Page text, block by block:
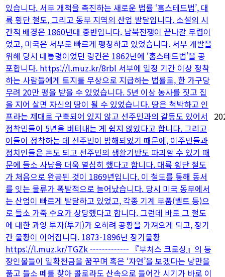
있습니다. 서부 개척을 촉진하는 새로운 법률 ‘홈스테드법’, 대
륙 횡단 철도, 그리고 동부 지역의 산업 발달입니다. 소설의 시
간적 배경은 1860년대 중반입니다. 남북전쟁이 끝나갈 무렵이
었고, 미국은 서부로 빠르게 팽창하고 있었습니다. 서부 개발을
위해 당시 대통령이었던 링컨은 1862년에 ‘홈스테드법’을 공
포합니다. https://l.muz.kr/8rbl 서부에 일정 기간 이상 정착
하는 사람들에게 토지를 무상으로 지급하는 법률로, 한 가구당
무려 20만 평을 받을 수 있었습니다. 5년 이상 농사를 짓고 집
을 지어 살면 자신의 땅이 될 수 있었습니다. 땅은 척박하고 인
프라는 제대로 구축되어 있지 않고 선주민과의 갈등도 있어서
정착민들이 5년을 버텨내는 게 쉽지 않았다고 합니다. 그리고
이들이 정착하는 데 선주민이 방해되었기 때문에, 이주민들과
정치인들은 돈도 되고 선주민의 생활기반도 파괴할 수 있기 때
문에 들소 사냥을 더욱 열심히 했다고 합니다. 대륙 횡단 철도
가 처음으로 완공된 것이 1869년입니다. 이 철도를 통해 동서
를 잇는 물류가 폭발적으로 늘어났습니다. 당시 미국 동부에서
는 산업이 빠르게 발달하고 있었고, 각종 기계 부품(벨트 등)으
로 들소 가죽 수요가 상당했다고 합니다. 그런데 바로 그 철도
에 대한 과잉 투자(투기)가 오히려 공황을 가져오게 되고, 장기
간 불황이 이어집니다. 1873-1896년 장기불황
https://l.muz.kr/TGZk ------------- 『부처스 크로싱』의 등
장인물들이 일확천금을 꿈꾸며 혹은 ‘자연’을 보겠다는 낭만을
품고 들소 떼를 찾아 콜로라도 산속으로 들어간 시기가 바로 이